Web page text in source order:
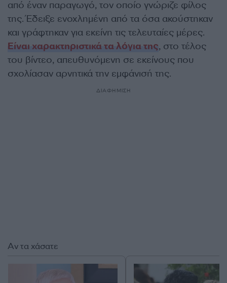
από έναν παραγωγό, τον οποίο γνώριζε φίλος
της. Έδειξε ενοχλημένη από τα όσα ακούστηκαν
και γράφτηκαν για εκείνη τις τελευταίες μέρες.
Είναι χαρακτηριστικά τα λόγια της, στο τέλος
του βίντεο, απευθυνόμενη σε εκείνους που
σχολίασαν αρνητικά την εμφάνισή της.
ΔΙΑΦΗΜΙΣΗ
Αν τα χάσατε